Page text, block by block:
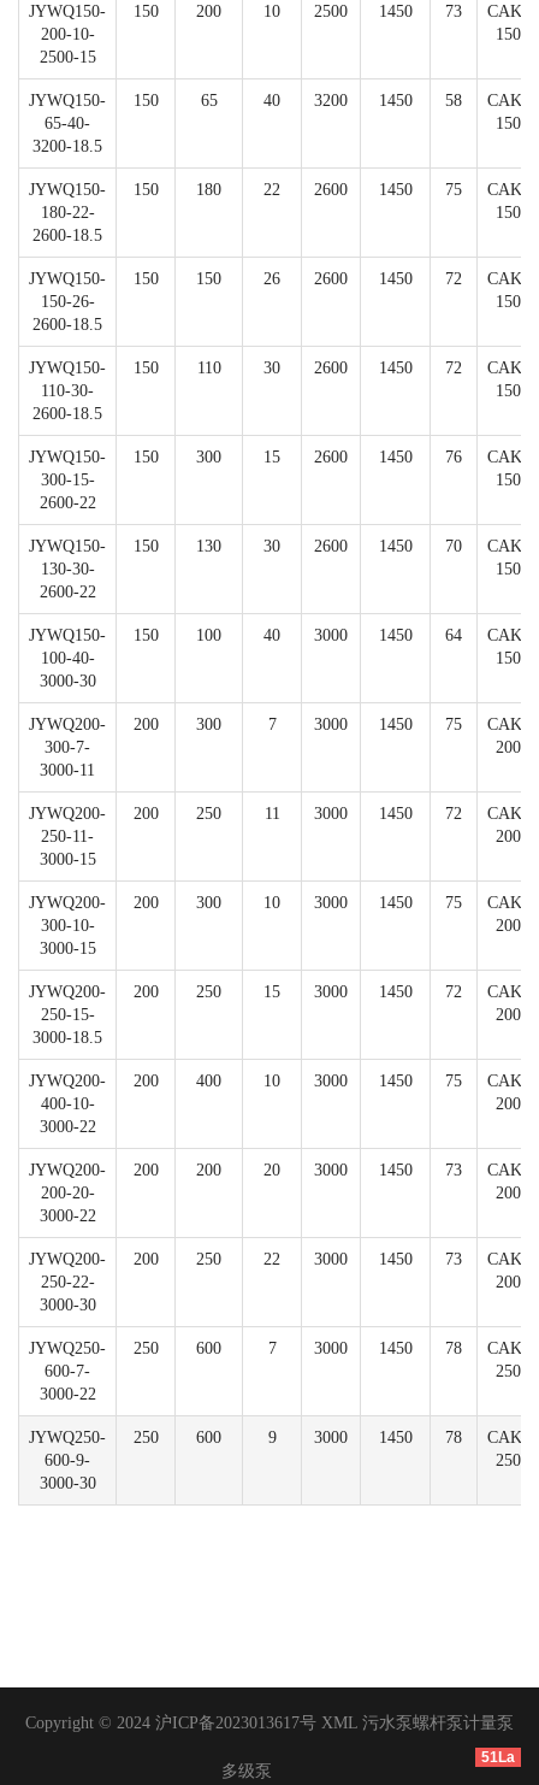
JYWQ150-
200-10-
2500-15
150 200 10 2500 1450 73
CAK-
150
JYWQ150-
65-40-
3200-18.5
150 65 40 3200 1450 58
CAK-
150
JYWQ150-
180-22-
2600-18.5
150 180 22 2600 1450 75
CAK-
150
JYWQ150-
150-26-
2600-18.5
150 150 26 2600 1450 72
CAK-
150
JYWQ150-
110-30-
2600-18.5
150 110 30 2600 1450 72
CAK-
150
JYWQ150-
300-15-
2600-22
150 300 15 2600 1450 76
CAK-
150
JYWQ150-
130-30-
2600-22
150 130 30 2600 1450 70
CAK-
150
JYWQ150-
100-40-
3000-30
150 100 40 3000 1450 64
CAK-
150
JYWQ200-
300-7-
3000-11
200 300 7 3000 1450 75
CAK-
200
JYWQ200-
250-11-
3000-15
200 250 11 3000 1450 72
CAK-
200
JYWQ200-
300-10-
3000-15
200 300 10 3000 1450 75
CAK-
200
JYWQ200-
250-15-
3000-18.5
200 250 15 3000 1450 72
CAK-
200
JYWQ200-
400-10-
3000-22
200 400 10 3000 1450 75
CAK-
200
JYWQ200-
200-20-
3000-22
200 200 20 3000 1450 73
CAK-
200
JYWQ200-
250-22-
3000-30
200 250 22 3000 1450 73
CAK-
200
JYWQ250-
600-7-
3000-22
250 600 7 3000 1450 78
CAK-
250
JYWQ250-
600-9-
3000-30
250 600 9 3000 1450 78
CAK-
250
Copyright © 2024 沪ICP备2023013617号 XML 污水泵螺杆泵计量泵
多级泵
51La